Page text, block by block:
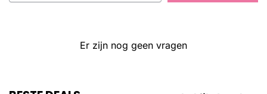
Er zijn nog geen vragen